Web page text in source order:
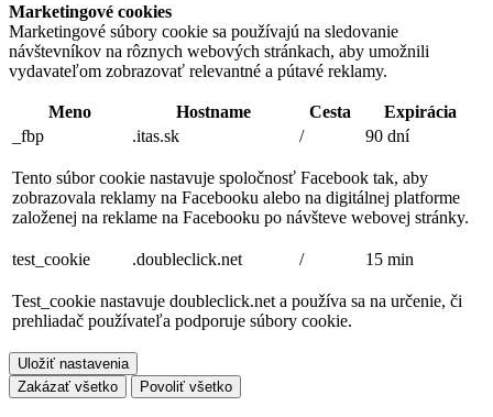
Marketingové cookies
Marketingové súbory cookie sa používajú na sledovanie
návštevníkov na rôznych webových stránkach, aby umožnili
vydavateľom zobrazovať relevantné a pútavé reklamy.
Meno Hostname Cesta
Expirácia
_fbp
.itas.sk / 90 dní
Tento súbor cookie nastavuje spoločnosť Facebook tak, aby
zobrazovala reklamy na Facebooku alebo na digitálnej platforme
založenej na reklame na Facebooku po návšteve webovej stránky.
test_cookie .doubleclick.net / 15 min
Test_cookie nastavuje doubleclick.net a používa sa na určenie, či
prehliadač používateľa podporuje súbory cookie.
Uložiť nastavenia
Zakázať všetko
Povoliť všetko